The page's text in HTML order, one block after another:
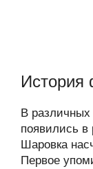
В
появились
Шаровка
Первое